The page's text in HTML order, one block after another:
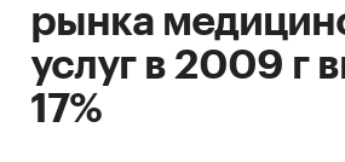
рынка
услуг в 2009 г
17%